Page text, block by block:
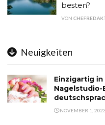
besten?
VON
Neuigkeiten
Einzigartig in
Nagelstudio-
NOVEMBER 1, 2023